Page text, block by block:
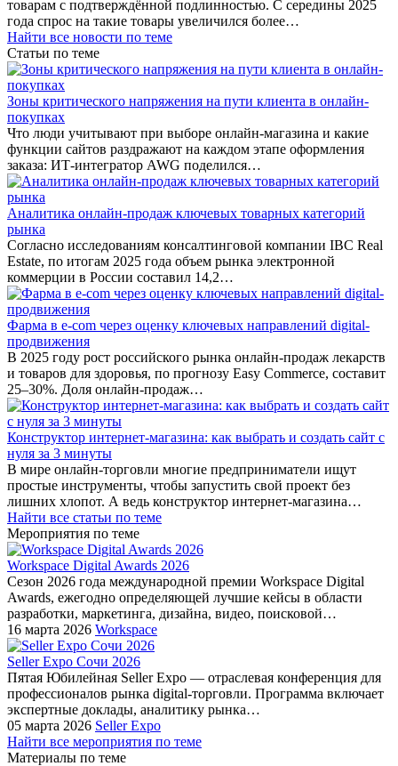
товарам с подтверждённой подлинностью. С середины 2025
года спрос на такие товары увеличился более…
Найти все новости по теме
Статьи по теме
Зоны критического напряжения на пути клиента в онлайн-
покупках
Что люди учитывают при выборе онлайн-магазина и какие
функции сайтов раздражают на каждом этапе оформления
заказа: ИТ-интегратор AWG поделился…
Аналитика онлайн-продаж ключевых товарных категорий
рынка
Согласно исследованиям консалтинговой компании IBC Real
Estate, по итогам 2025 года объем рынка электронной
коммерции в России составил 14,2…
Фарма в e-com через оценку ключевых направлений digital-
продвижения
В 2025 году рост российского рынка онлайн-продаж лекарств
и товаров для здоровья, по прогнозу Easy Commerce, составит
25–30%. Доля онлайн-продаж…
Конструктор интернет-магазина: как выбрать и создать сайт с
нуля за 3 минуты
В мире онлайн-торговли многие предприниматели ищут
простые инструменты, чтобы запустить свой проект без
лишних хлопот. А ведь конструктор интернет-магазина…
Найти все статьи по теме
Мероприятия по теме
Workspace Digital Awards 2026
Сезон 2026 года международной премии Workspace Digital
Awards, ежегодно определяющей лучшие кейсы в области
разработки, маркетинга, дизайна, видео, поисковой…
16 марта 2026 Workspace
Seller Expo Сочи 2026
Пятая Юбилейная Seller Expo — отраслевая конференция для
профессионалов рынка digital-торговли. Программа включает
экспертные доклады, аналитику рынка…
05 марта 2026 Seller Expo
Найти все мероприятия по теме
Материалы по теме